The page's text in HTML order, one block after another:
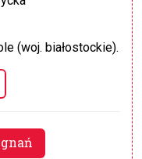
(woj. białostockie).